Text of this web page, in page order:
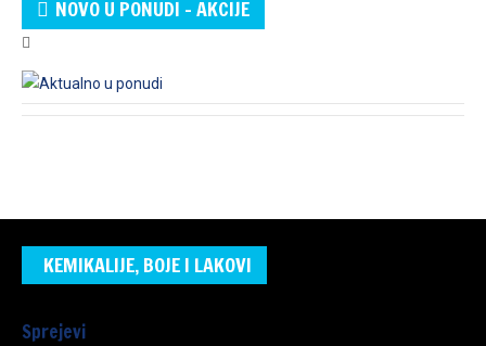
NOVO U PONUDI - AKCIJE
KEMIKALIJE, BOJE I LAKOVI
Sprejevi